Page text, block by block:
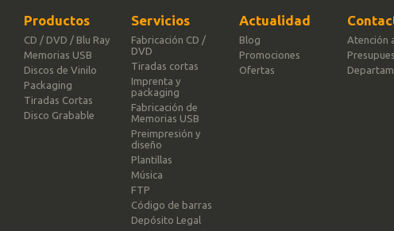
Productos
CD / DVD / Blu Ray
Memorias USB
Discos de Vinilo
Packaging
Tiradas Cortas
Disco Grabable
Servicios
Fabricación CD /
DVD
Tiradas cortas
Imprenta y
packaging
Fabricación de
Memorias USB
Preimpresión y
diseño
Plantillas
Música
FTP
Código de barras
Depósito Legal
Actualidad
Blog
Promociones
Ofertas
Atención